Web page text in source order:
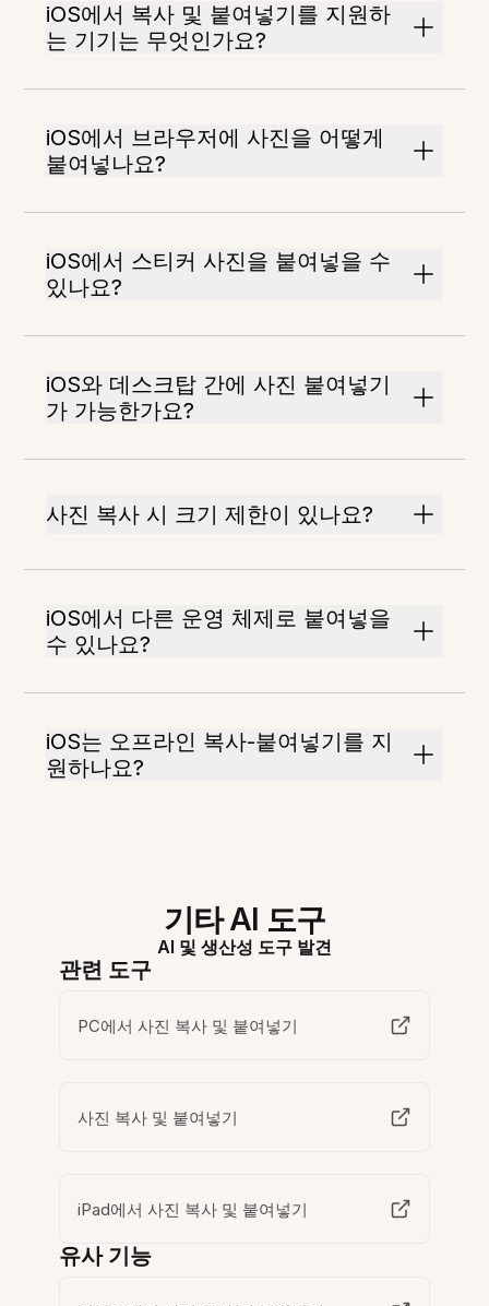
iOS에서 복사 및 붙여넣기를 지원하
는 기기는 무엇인가요?
iOS에서 브라우저에 사진을 어떻게
붙여넣나요?
iOS에서 스티커 사진을 붙여넣을 수
있나요?
iOS와 데스크탑 간에 사진 붙여넣기
가 가능한가요?
사진 복사 시 크기 제한이 있나요?
iOS에서 다른 운영 체제로 붙여넣을
수 있나요?
iOS는 오프라인 복사-붙여넣기를 지
원하나요?
기타 AI 도구
AI 및 생산성 도구 발견
관련 도구
PC에서 사진 복사 및 붙여넣기
사진 복사 및 붙여넣기
iPad에서 사진 복사 및 붙여넣기
유사 기능